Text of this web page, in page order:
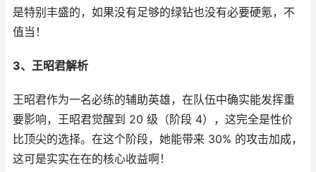
是特别丰盛的，如果没有足够的绿钻也没有必要硬氪，不
值当！
3、王昭君解析
王昭君作为一名必练的辅助英雄，在队伍中确实能发挥重
要影响，王昭君觉醒到 20 级（阶段 4），这完全是性价
比顶尖的选择。在这个阶段，她能带来 30% 的攻击加成，
这可是实实在在的核心收益啊！